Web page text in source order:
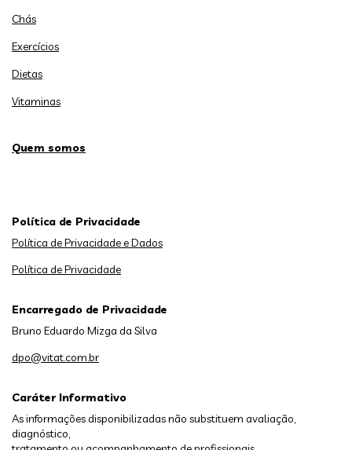
Chás
Exercícios
Dietas
Vitaminas
Quem somos
Caráter Informativo
As informações disponibilizadas não substituem avaliação,
diagnóstico,
Política de Privacidade
Política de Privacidade e Dados
Política de Privacidade
Encarregado de Privacidade
Bruno Eduardo Mizga da Silva
dpo@vitat.com.br